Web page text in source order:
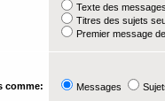
Texte des
Titres des sujets
Premier message
comme: Messages